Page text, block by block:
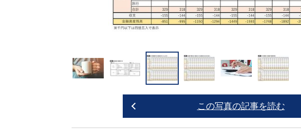
この写真の記事を読む